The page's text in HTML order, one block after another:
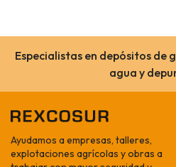
Especialistas en depósitos de
agua y
Ayudamos a empresas, talleres,
explotaciones agrícolas y obras a